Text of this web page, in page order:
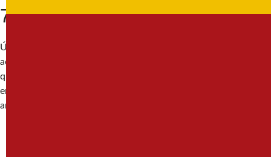
7. Únete a una gincana familiar
Únete a nuestra
actividad tipo búsqueda del tesoro) es una forma divertida para
que los niños exploren la ciudad mientras resuelven pistas. Es
entretenida y educativa, especialmente para niños de 6 a 12
años.